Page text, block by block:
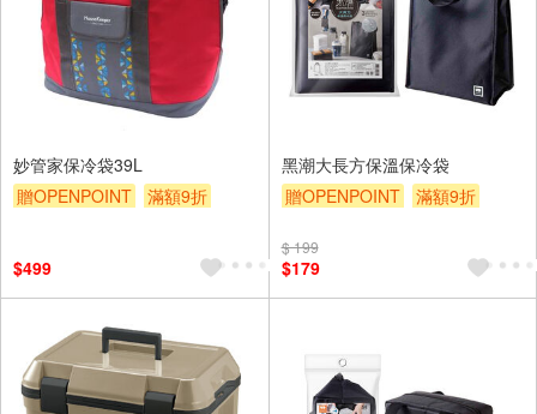
妙管家保冷袋39L
贈OPENPOINT
滿額9折
$499
黑潮大長方保溫保冷袋
贈OPENPOINT
滿額9折
$ 199
$179